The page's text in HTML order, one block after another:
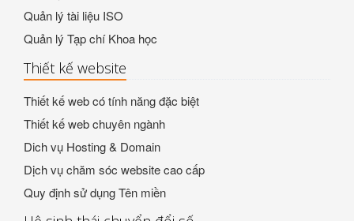
Quản lý tài liệu ISO
Quản lý Tạp chí Khoa học
Thiết kế website
Thiết kế web có tính năng đặc biệt
Thiết kế web chuyên ngành
Dich vụ Hosting & Domain
Dịch vụ chăm sóc website cao cấp
Quy định sử dụng Tên miền